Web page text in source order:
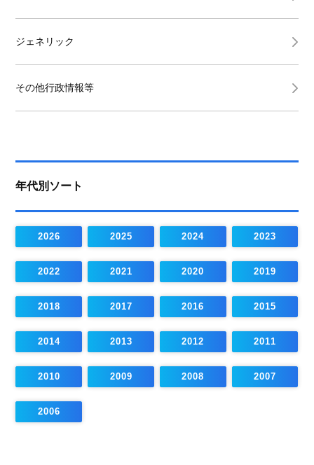
ジェネリック
その他行政情報等
年代別ソート
2026 2025 2024 2023
2022 2021 2020 2019
2018 2017 2016 2015
2014 2013 2012 2011
2010 2009 2008 2007
2006